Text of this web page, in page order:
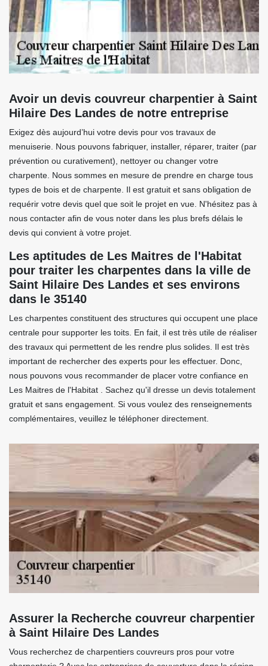
Avoir un devis couvreur charpentier à Saint
Hilaire Des Landes de notre entreprise
Exigez dès aujourd’hui votre devis pour vos travaux de
menuiserie. Nous pouvons fabriquer, installer, réparer, traiter (par
prévention ou curativement), nettoyer ou changer votre
charpente. Nous sommes en mesure de prendre en charge tous
types de bois et de charpente. Il est gratuit et sans obligation de
requérir votre devis quel que soit le projet en vue. N'hésitez pas à
nous contacter afin de vous noter dans les plus brefs délais le
devis qui convient à votre projet.
Les aptitudes de Les Maitres de l'Habitat
pour traiter les charpentes dans la ville de
Saint Hilaire Des Landes et ses environs
dans le 35140
Les charpentes constituent des structures qui occupent une place
centrale pour supporter les toits. En fait, il est très utile de réaliser
des travaux qui permettent de les rendre plus solides. Il est très
important de rechercher des experts pour les effectuer. Donc,
nous pouvons vous recommander de placer votre confiance en
Les Maitres de l'Habitat . Sachez qu'il dresse un devis totalement
gratuit et sans engagement. Si vous voulez des renseignements
complémentaires, veuillez le téléphoner directement.
Assurer la Recherche couvreur charpentier
à Saint Hilaire Des Landes
Vous recherchez de charpentiers couvreurs pros pour votre